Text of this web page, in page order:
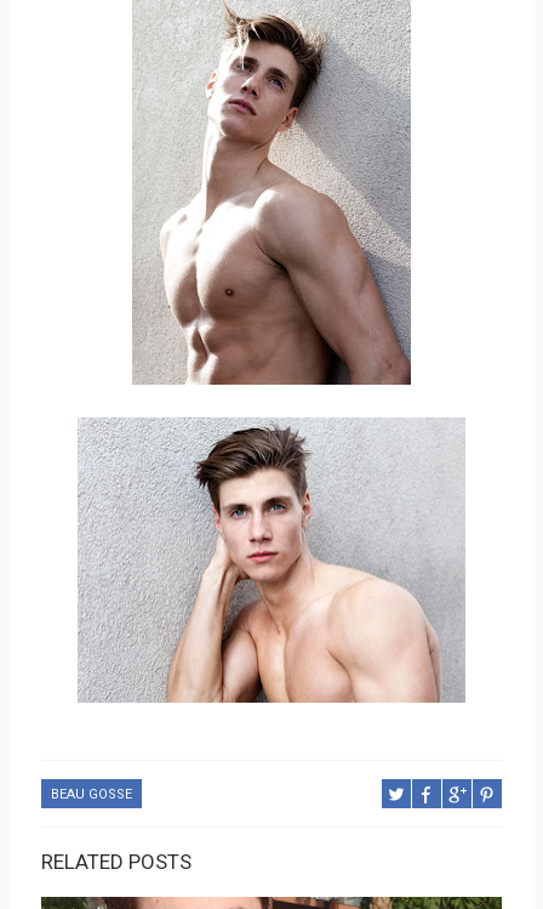
BEAU GOSSE
RELATED POSTS